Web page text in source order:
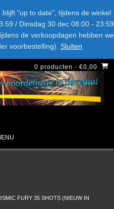
"up to date", tijdens de winkel
/ Dinsdag 30 dec 08:00 - 23:59
de verkoopdagen hebben we
voorbestelling). Sluiten
CATEGORIE
0 producten - €0,00
FURY 35 SHOTS (NIEUW IN